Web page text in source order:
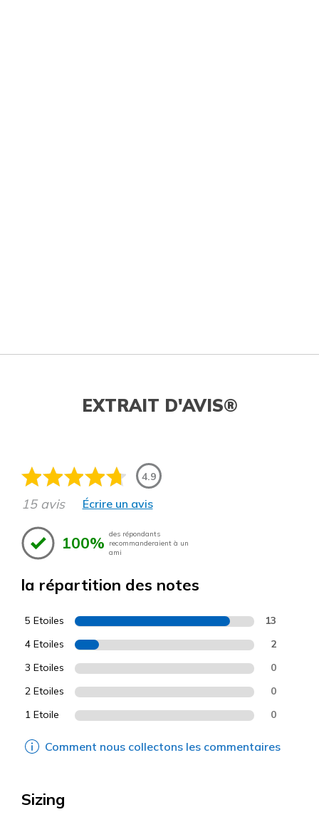
EXTRAIT D'AVIS®
4.9
15 avis Écrire un avis
100% des répondants
recommanderaient à un
ami
la répartition des notes
5 Etoiles 13
4 Etoiles 2
3 Etoiles 0
2 Etoiles 0
1 Etoile 0
Comment nous collectons les commentaires
Sizing